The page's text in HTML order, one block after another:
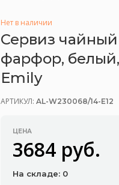
Нет в наличии
Сервиз
фарфор,
Emily
АРТИКУЛ: AL-W230068/14-E12
ЦЕНА
3684 руб.
На складе: 0